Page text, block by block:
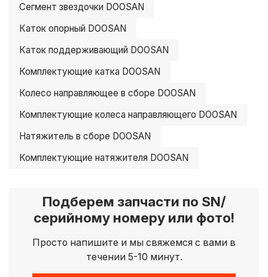
Сегмент звездочки DOOSAN
Каток опорный DOOSAN
Каток поддерживающий DOOSAN
Комплектующие катка DOOSAN
Колесо направляющее в сборе DOOSAN
Комплектующие колеса направляющего DOOSAN
Натяжитель в сборе DOOSAN
Комплектующие натяжителя DOOSAN
Подберем запчасти по SN/
серийному номеру или фото!
Просто напишите и мы свяжемся с вами в
течении 5-10 минут.